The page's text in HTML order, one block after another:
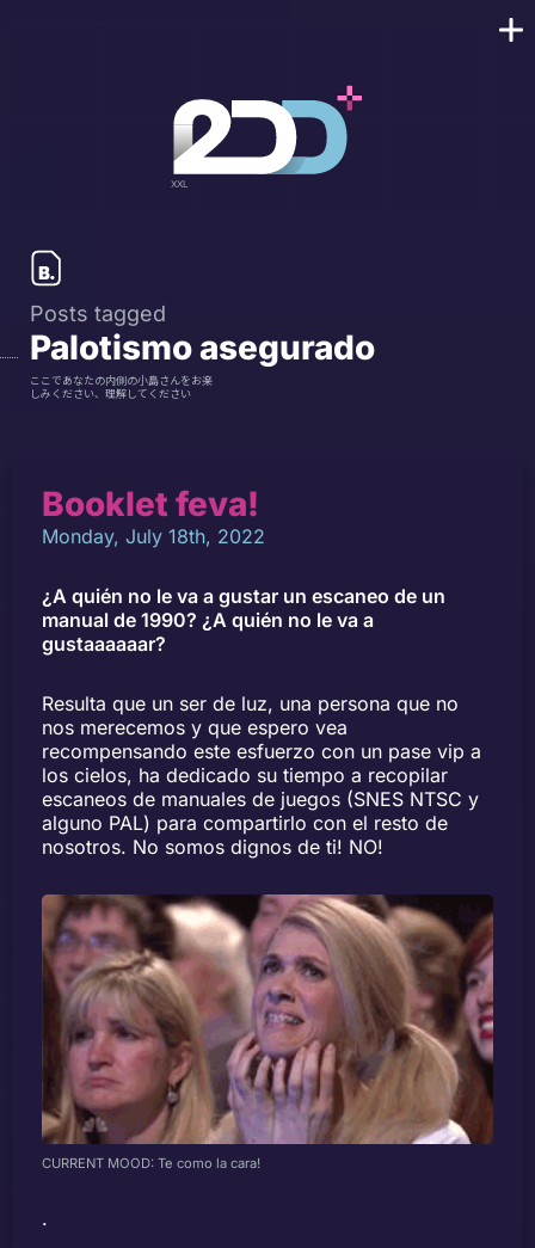
Posts tagged
Palotismo asegurado
ここであなたの内側の小島さんをお楽
しみください、理解してください
Booklet feva!
Monday, July 18th, 2022
¿A quién no le va a gustar un escaneo de un
manual de 1990? ¿A quién no le va a
gustaaaaaar?
Resulta que un ser de luz, una persona que no
nos merecemos y que espero vea
recompensando este esfuerzo con un pase vip a
los cielos, ha dedicado su tiempo a recopilar
escaneos de manuales de juegos (SNES NTSC y
alguno PAL) para compartirlo con el resto de
nosotros. No somos dignos de ti! NO!
CURRENT MOOD: Te como la cara!
.